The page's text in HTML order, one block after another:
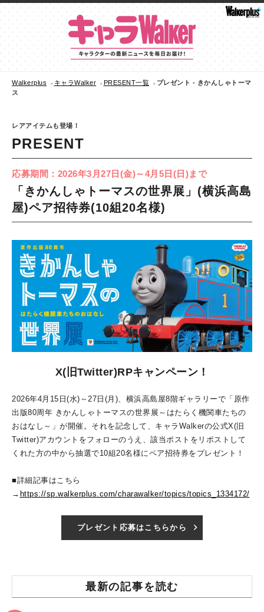
Walkerplus キャラWalker PRESENT一覧
プレゼント - きかんしゃトーマ
ス
レアアイテムも登場！
PRESENT
応募期間：2026年3月27日(金)～4月5日(日)まで
「きかんしゃトーマスの世界展」(横浜高島
屋)ペア招待券(10組20名様)
X(旧Twitter)RPキャンペーン！
2026年4月15日(水)～27日(月)、横浜高島屋8階ギャラリーで「原作
出版80周年 きかんしゃトーマスの世界展～はたらく機関車たちの
おはなし～」が開催。それを記念して、キャラWalkerの公式X(旧
Twitter)アカウントをフォローのうえ、該当ポストをリポストして
くれた方の中から抽選で10組20名様にペア招待券をプレゼント！
■詳細記事はこちら
→ https://sp.walkerplus.com/charawalker/topics/topics_1334172/
プレゼント応募はこちらから
最新の記事を読む